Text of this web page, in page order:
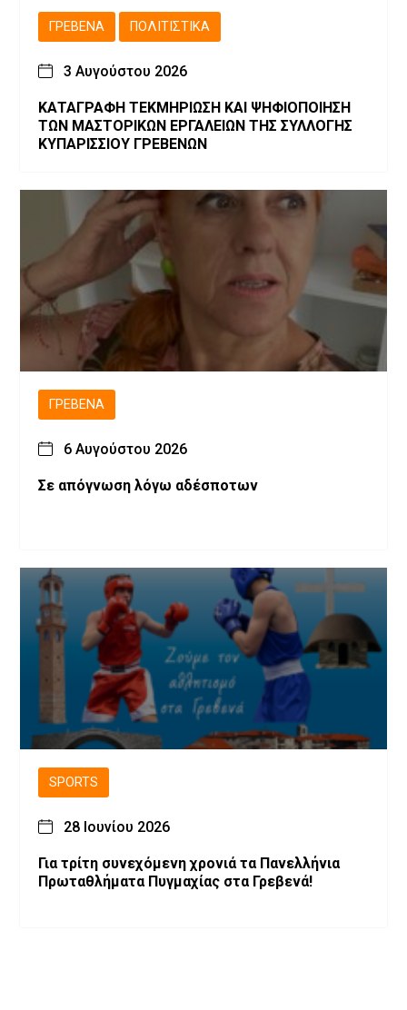
ΓΡΕΒΕΝΆ ΠΟΛΙΤΙΣΤΙΚΆ
3 Αυγούστου 2026
ΚΑΤΑΓΡΑΦΗ ΤΕΚΜΗΡΙΩΣΗ ΚΑΙ ΨΗΦΙΟΠΟΙΗΣΗ
ΤΩΝ ΜΑΣΤΟΡΙΚΩΝ ΕΡΓΑΛΕΙΩΝ ΤΗΣ ΣΥΛΛΟΓΗΣ
ΚΥΠΑΡΙΣΣΙΟΥ ΓΡΕΒΕΝΩΝ
ΓΡΕΒΕΝΆ
6 Αυγούστου 2026
Σε απόγνωση λόγω αδέσποτων
SPORTS
28 Ιουνίου 2026
Για τρίτη συνεχόμενη χρονιά τα Πανελλήνια
Πρωταθλήματα Πυγμαχίας στα Γρεβενά!